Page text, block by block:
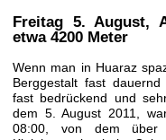
Freitag 5. August,
etwa 4200 Meter
Wenn man in Huaraz
Berggestalt fast
fast bedrückend und
dem 5. August 2011,
08:00, von dem über